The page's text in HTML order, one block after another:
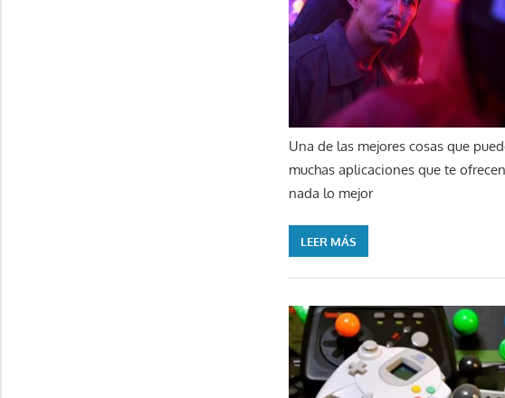
Una de las mejores cosas que
muchas aplicaciones que te
nada lo mejor
LEER MÁS